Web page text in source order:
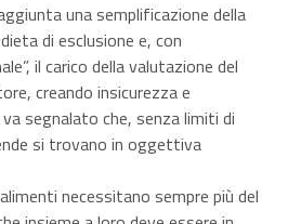
una semplificazione della
di esclusione e, con
il carico della valutazione del
creando insicurezza e
segnalato che, senza limiti di
si trovano in oggettiva
necessitano sempre più del